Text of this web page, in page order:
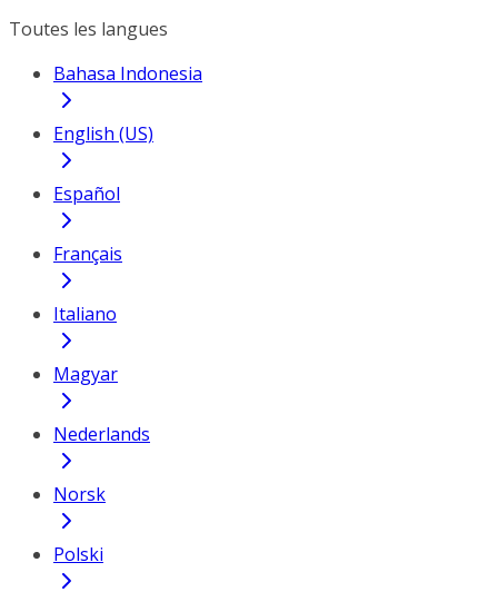
Toutes les langues
Bahasa Indonesia
English (US)
Español
Français
Italiano
Magyar
Nederlands
Norsk
Polski